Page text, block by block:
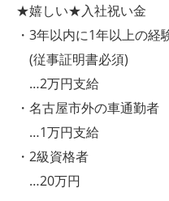
★嬉しい★入社祝い金
・3年以内に1年以上の経
(従事証明書必須)
…2万円支給
・名古屋市外の車通勤者
…1万円支給
・2級資格者
…20万円